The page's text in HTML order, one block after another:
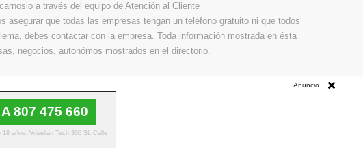
a través del equipo de Atención al Cliente
que todas las empresas tengan un teléfono gratuito ni que todos
debes contactar con la empresa. Toda información mostrada en ésta
negocios, autonómos mostrados en el directorio.
Anuncio
807 475 660
años. Vriseilan Tech 360 SL Calle